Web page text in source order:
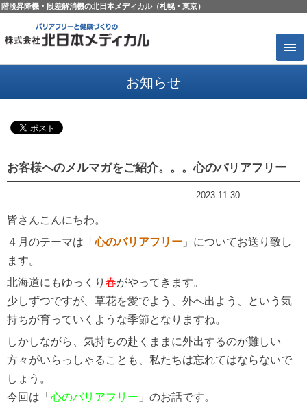
階段昇降機・段差解消機の北日本メディカル（札幌・東京）
お知らせ
お客様へのメルマガをご紹介。。。心のバリアフリー
2023.11.30
皆さんこんにちわ。
４月のテーマは「心のバリアフリー 」についてお送り致し
ます。
北海道にもゆっくり 春がやってきます。
少しずつですが、草花を愛でよう、外へ出よう、という気
持ちが育っていくような季節となりますね。
しかしながら、気持ちの赴くままに外出するのが難しい
方々がいらっしゃることも、私たちは忘れてはならないで
しょう。
今回は「 心のバリアフリー 」のお話です。